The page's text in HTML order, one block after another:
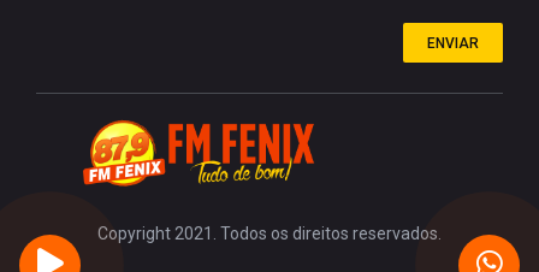
ENVIAR
Copyright 2021. Todos os direitos reservados.